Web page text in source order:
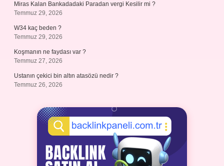
Miras Kalan Bankadadaki Paradan vergi Kesilir mi ?
Temmuz 29, 2026
W34 kaç beden ?
Temmuz 29, 2026
Koşmanın ne faydası var ?
Temmuz 27, 2026
Ustanın çekici bin altın atasözü nedir ?
Temmuz 26, 2026